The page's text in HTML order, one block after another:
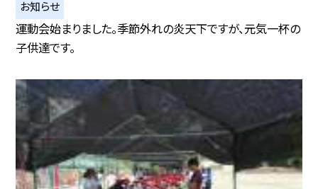
お知らせ
運動会始まりました。季節外れの炎天下ですが、元気一杯の
子供達です。